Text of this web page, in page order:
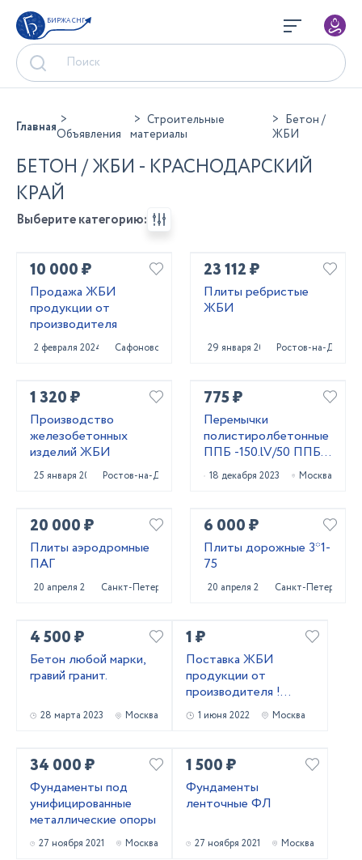
БИРЖА СНГ
ГлавнаяОбъявления
Строительные
материалы
Бетон /
ЖБИ
БЕТОН / ЖБИ - КРАСНОДАРСКИЙ
КРАЙ
Выберите категорию:
10 000 ₽
Продажа ЖБИ
продукции от
производителя
2 февраля 2024 Сафоново
23 112 ₽
Плиты ребристые
ЖБИ
29 января 2024 Ростов-на-Дону
1 320 ₽
Производство
железобетонных
изделий ЖБИ
25 января 2024 Ростов-на-Дону
775 ₽
Перемычки
полистиролбетонные
ППБ -150.lV/50 ППБ
-180.l/50 ППБ
-180lV/50 Д400
18 декабря 2023 Москва
20 000 ₽
Плиты аэродромные
ПАГ
20 апреля 2023 Санкт-Петербург
6 000 ₽
Плиты дорожные 3*1-
75
20 апреля 2023 Санкт-Петербург
4 500 ₽
Бетон любой марки,
гравий гранит.
28 марта 2023 Москва
1 ₽
Поставка ЖБИ
продукции от
производителя !
Лучшие цены!
1 июня 2022 Москва
34 000 ₽
Фундаменты под
унифицированные
металлические опоры
27 ноября 2021 Москва
1 500 ₽
Фундаменты
ленточные ФЛ
27 ноября 2021 Москва